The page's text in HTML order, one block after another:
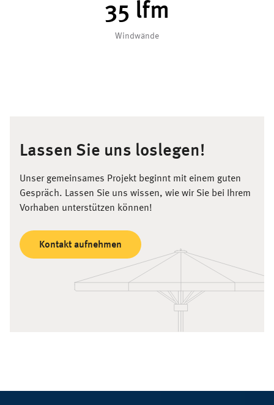
36 lfm
Windwände
Lassen Sie uns loslegen!
Unser gemeinsames Projekt beginnt mit einem guten
Gespräch. Lassen Sie uns wissen, wie wir Sie bei Ihrem
Vorhaben unterstützen können!
Kontakt aufnehmen